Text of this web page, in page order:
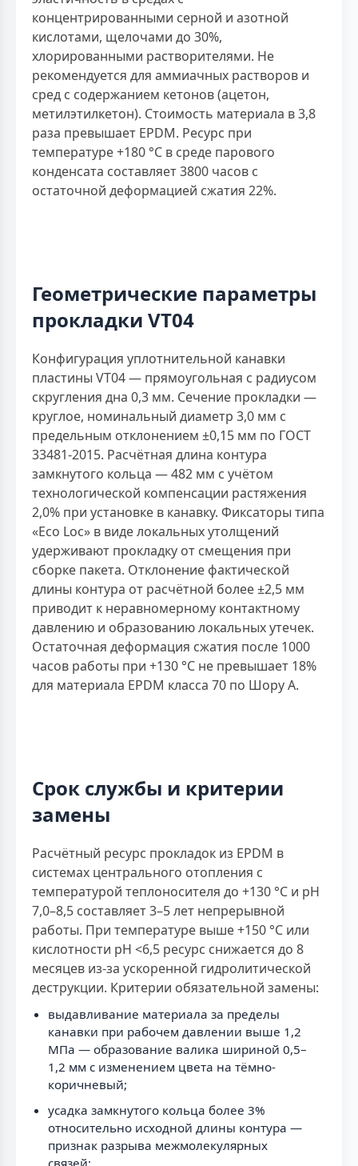
концентрированными серной и азотной
кислотами, щелочами до 30%,
хлорированными растворителями. Не
рекомендуется для аммиачных растворов и
сред с содержанием кетонов (ацетон,
метилэтилкетон). Стоимость материала в 3,8
раза превышает EPDM. Ресурс при
температуре +180 °С в среде парового
конденсата составляет 3800 часов с
остаточной деформацией сжатия 22%.
Геометрические параметры
прокладки VT04
Конфигурация уплотнительной канавки
пластины VT04 — прямоугольная с радиусом
скругления дна 0,3 мм. Сечение прокладки —
круглое, номинальный диаметр 3,0 мм с
предельным отклонением ±0,15 мм по ГОСТ
33481-2015. Расчётная длина контура
замкнутого кольца — 482 мм с учётом
технологической компенсации растяжения
2,0% при установке в канавку. Фиксаторы типа
«Eco Loc» в виде локальных утолщений
удерживают прокладку от смещения при
сборке пакета. Отклонение фактической
длины контура от расчётной более ±2,5 мм
приводит к неравномерному контактному
давлению и образованию локальных утечек.
Остаточная деформация сжатия после 1000
часов работы при +130 °С не превышает 18%
для материала EPDM класса 70 по Шору А.
Срок службы и критерии
замены
Расчётный ресурс прокладок из EPDM в
системах центрального отопления с
температурой теплоносителя до +130 °С и рН
7,0–8,5 составляет 3–5 лет непрерывной
работы. При температуре выше +150 °С или
кислотности рН <6,5 ресурс снижается до 8
месяцев из-за ускоренной гидролитической
деструкции. Критерии обязательной замены:
выдавливание материала за пределы
канавки при рабочем давлении выше 1,2
МПа — образование валика шириной 0,5–
1,2 мм с изменением цвета на тёмно-
коричневый;
усадка замкнутого кольца более 3%
относительно исходной длины контура —
признак разрыва межмолекулярных
связей;